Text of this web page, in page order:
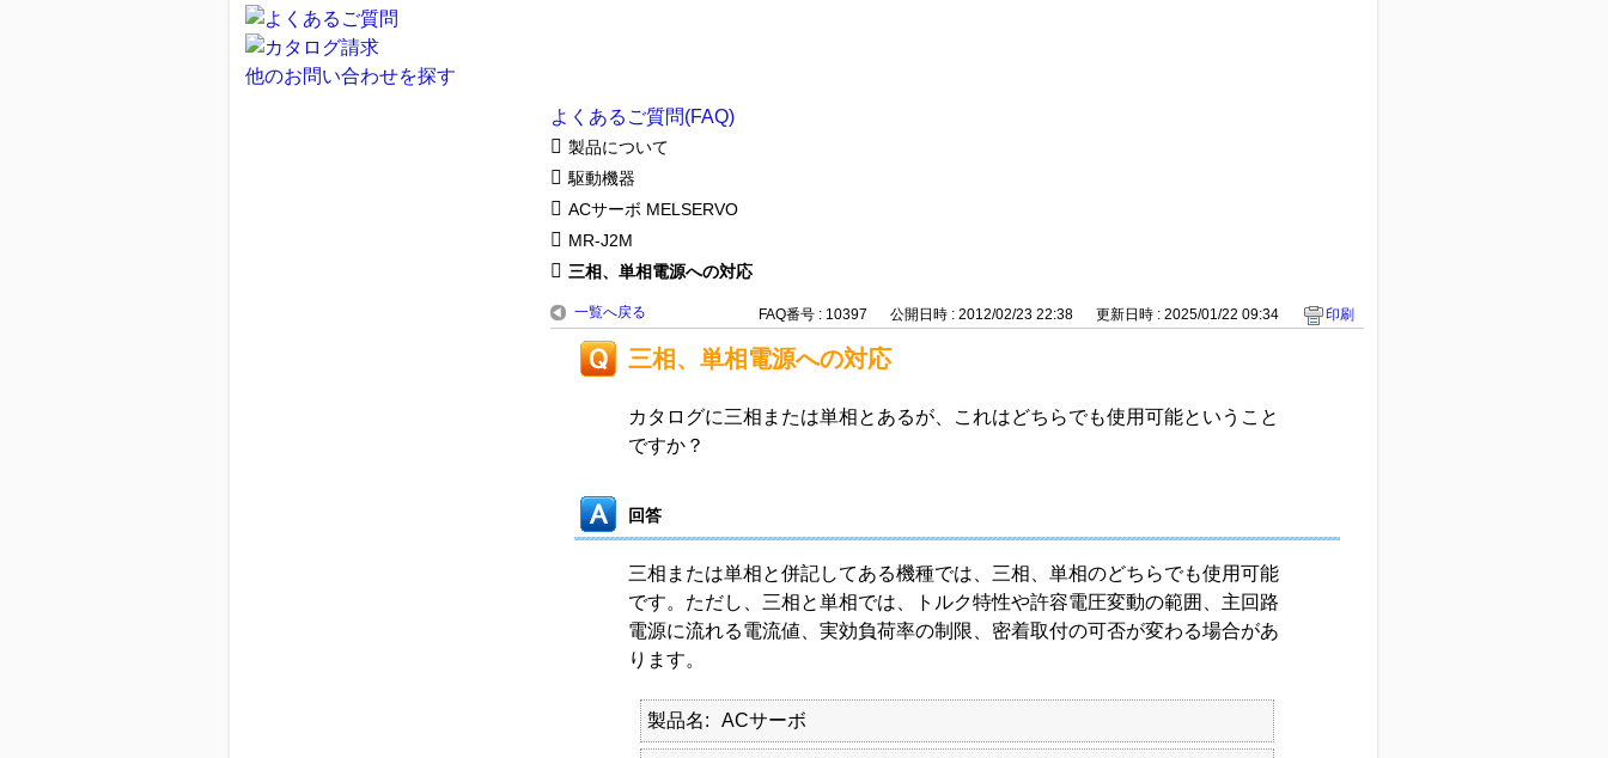
他のお問い合わせを探す
よくあるご質問(FAQ)
製品について
駆動機器
ACサーボ MELSERVO
MR-J2M
三相、単相電源への対応
一覧へ戻る FAQ番号 : 10397 公開日時 : 2012/02/23 22:38 更新日時 : 2025/01/22 09:34 印刷
三相、単相電源への対応
カタログに三相または単相とあるが、これはどちらでも使用可能ということ
ですか？
回答
三相または単相と併記してある機種では、三相、単相のどちらでも使用可能
です。ただし、三相と単相では、トルク特性や許容電圧変動の範囲、主回路
電源に流れる電流値、実効負荷率の制限、密着取付の可否が変わる場合があ
ります。
製品名 ACサーボ